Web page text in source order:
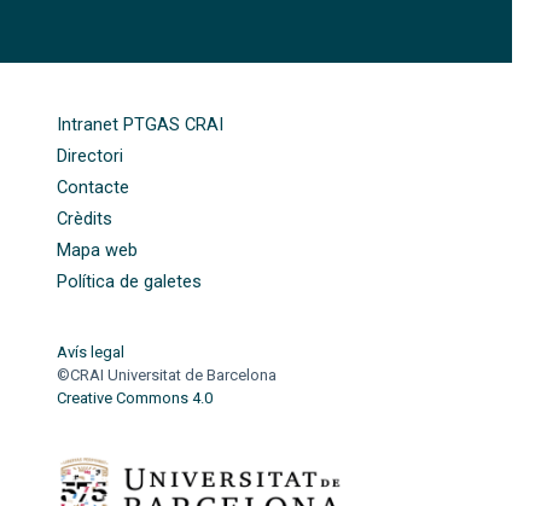
Intranet PTGAS CRAI
Directori
Contacte
Crèdits
Mapa web
Política de galetes
Avís legal
©CRAI Universitat de Barcelona
Creative Commons 4.0